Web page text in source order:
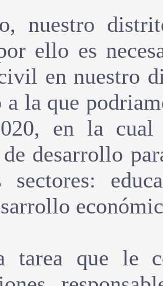
nuestro
ello es
en nuestro
a la que
en la cual
de desarrollo
sectores:
tarea que le